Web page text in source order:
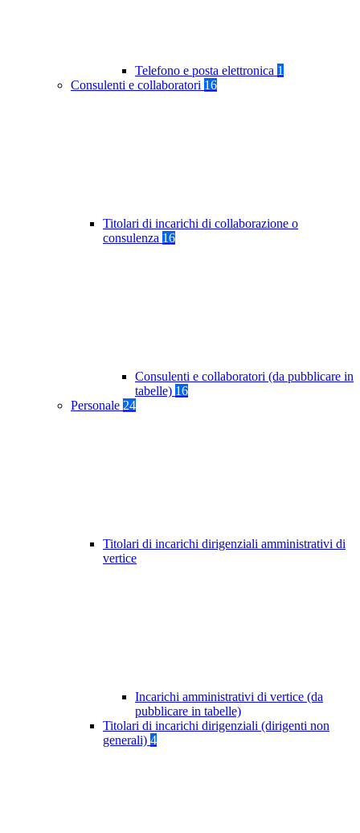
Telefono e posta elettronica 1
Consulenti e collaboratori 16
Titolari di incarichi di collaborazione o
consulenza 16
Consulenti e collaboratori (da pubblicare in
tabelle) 16
Personale 24
Titolari di incarichi dirigenziali amministrativi di
vertice
Incarichi amministrativi di vertice (da
pubblicare in tabelle)
Titolari di incarichi dirigenziali (dirigenti non
generali) 4